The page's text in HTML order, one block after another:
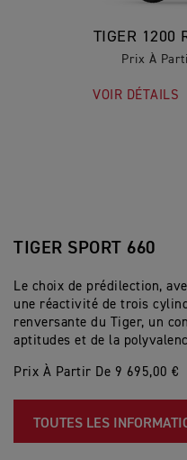
TIGER 1200
Prix À
VOIR DÉTAILS
TIGER SPORT 660
Le choix de prédilection,
une réactivité de trois
renversante du Tiger, un
aptitudes et de la
Prix À Partir De 9 695,00 €
TOUTES LES